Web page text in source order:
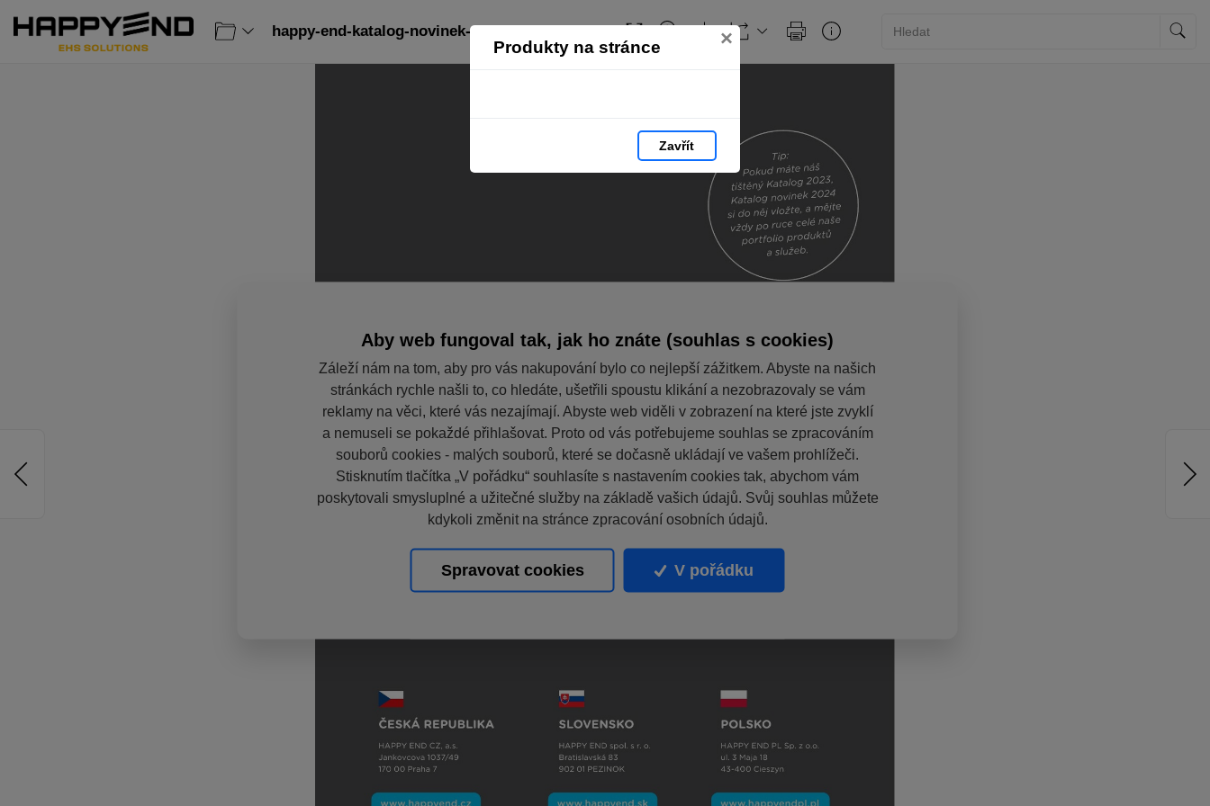
Produkty na stránce ×
Zavřít
happy-end-katalog-novinek-2024-cz: strana 2
Aby web fungoval tak, jak ho znáte (souhlas s cookies)
Záleží nám na tom, aby pro vás nakupování bylo co nejlepší zážitkem. Abyste na našich
stránkách rychle našli to, co hledáte, ušetřili spoustu klikání a nezobrazovaly se vám
reklamy na věci, které vás nezajímají. Abyste web viděli v zobrazení na které jste zvyklí
a nemuseli se pokaždé přihlašovat. Proto od vás potřebujeme souhlas se zpracováním
souborů cookies - malých souborů, které se dočasně ukládají ve vašem prohlížeči.
Stisknutím tlačítka „V pořádku“ souhlasíte s nastavením cookies tak, abychom vám
poskytovali smysluplné a užitečné služby na základě vašich údajů. Svůj souhlas můžete
kdykoli změnit na stránce zpracování osobních údajů.
Spravovat cookies V pořádku